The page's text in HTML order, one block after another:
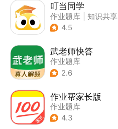
叮当同学
作业题库
知识共享
| 其他
4.5
武老师快答
作业题库
2.6
作业帮家长版
作业题库
4.3